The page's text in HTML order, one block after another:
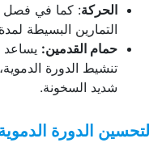
الحركة: كما في فصل
التمارين البسيطة
حمام القدمين: يساعد
تنشيط الدورة
شديد السخونة.
لتحسين الدورة